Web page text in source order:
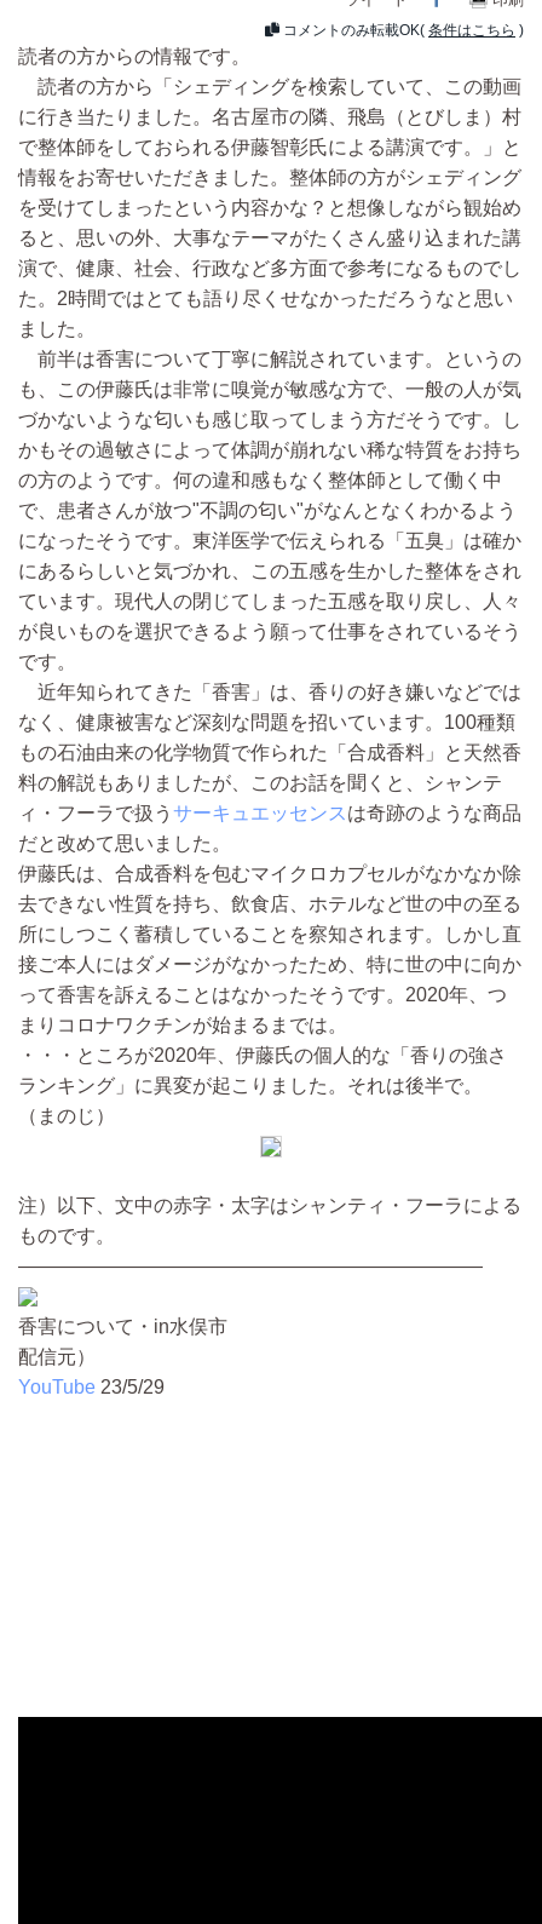
コメントのみ転載OK( 条件はこちら )
読者の方からの情報です。
読者の方から「シェディングを検索していて、この動画
に行き当たりました。名古屋市の隣、飛島（とびしま）村
で整体師をしておられる伊藤智彰氏による講演です。」と
情報をお寄せいただきました。整体師の方がシェディング
を受けてしまったという内容かな？と想像しながら観始め
ると、思いの外、大事なテーマがたくさん盛り込まれた講
演で、健康、社会、行政など多方面で参考になるものでし
た。2時間ではとても語り尽くせなかっただろうなと思い
ました。
前半は香害について丁寧に解説されています。というの
も、この伊藤氏は非常に嗅覚が敏感な方で、一般の人が気
づかないような匂いも感じ取ってしまう方だそうです。し
かもその過敏さによって体調が崩れない稀な特質をお持ち
の方のようです。何の違和感もなく整体師として働く中
で、患者さんが放つ"不調の匂い"がなんとなくわかるよう
になったそうです。東洋医学で伝えられる「五臭」は確か
にあるらしいと気づかれ、この五感を生かした整体をされ
ています。現代人の閉じてしまった五感を取り戻し、人々
が良いものを選択できるよう願って仕事をされているそう
です。
近年知られてきた「香害」は、香りの好き嫌いなどでは
なく、健康被害など深刻な問題を招いています。100種類
もの石油由来の化学物質で作られた「合成香料」と天然香
料の解説もありましたが、このお話を聞くと、シャンテ
ィ・フーラで扱う サーキュエッセンス は奇跡のような商品
だと改めて思いました。
伊藤氏は、合成香料を包むマイクロカプセルがなかなか除
去できない性質を持ち、飲食店、ホテルなど世の中の至る
所にしつこく蓄積していることを察知されます。しかし直
接ご本人にはダメージがなかったため、特に世の中に向か
って香害を訴えることはなかったそうです。2020年、つ
まりコロナワクチンが始まるまでは。
・・・ところが2020年、伊藤氏の個人的な「香りの強さ
ランキング」に異変が起こりました。それは後半で。
（まのじ）
注）以下、文中の赤字・太字はシャンティ・フーラによる
ものです。
————————————————————————
香害について・in水俣市
配信元）
YouTube 23/5/29